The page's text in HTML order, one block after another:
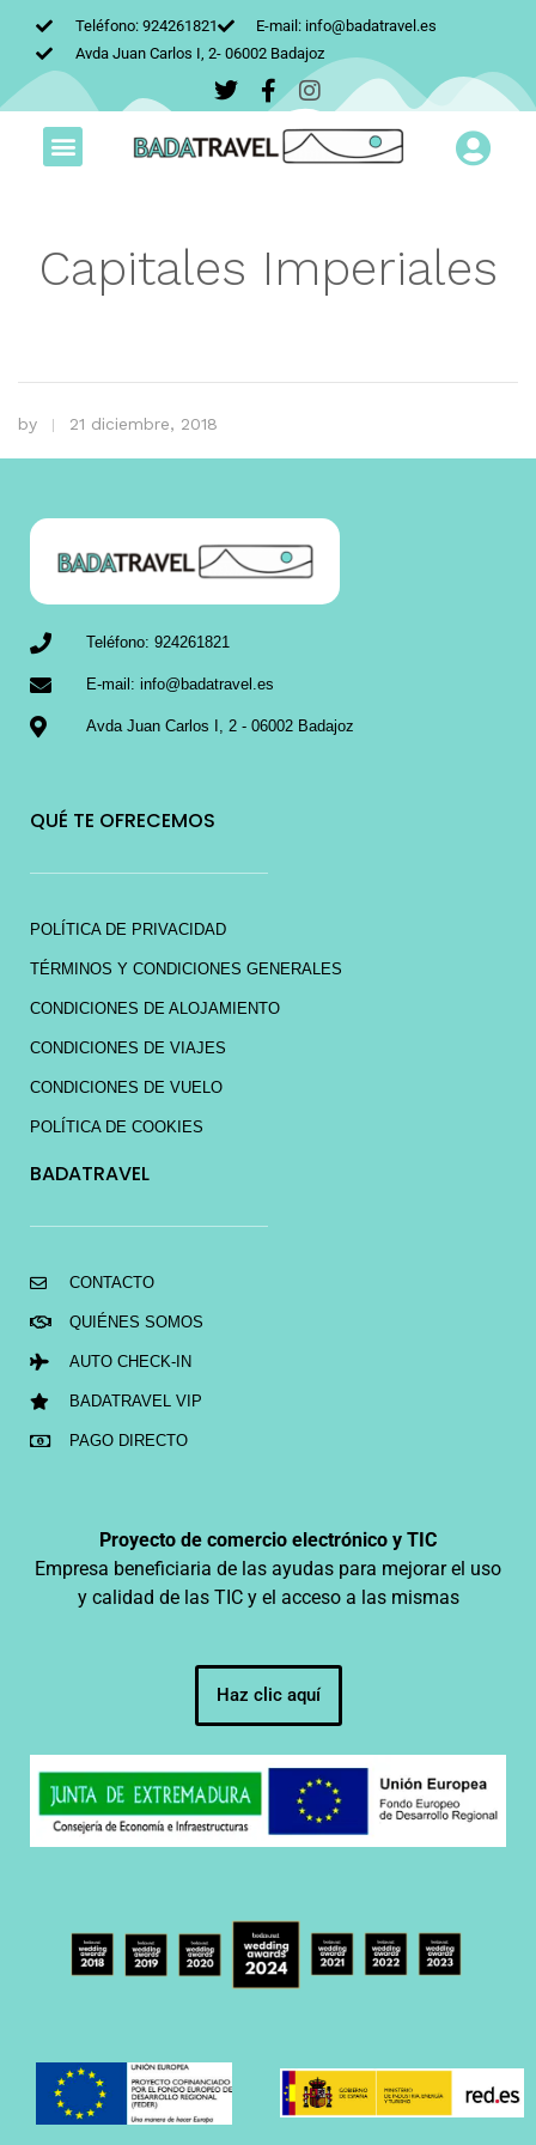
Teléfono: 924261821
E-mail: info@badatravel.es
Avda Juan Carlos I, 2- 06002 Badajoz
Capitales Imperiales
by 21 diciembre, 2018
Teléfono: 924261821
E-mail: info@badatravel.es
Avda Juan Carlos I, 2 - 06002 Badajoz
QUÉ TE OFRECEMOS
POLÍTICA DE PRIVACIDAD
TÉRMINOS Y CONDICIONES GENERALES
CONDICIONES DE ALOJAMIENTO
CONDICIONES DE VIAJES
CONDICIONES DE VUELO
POLÍTICA DE COOKIES
BADATRAVEL
CONTACTO
QUIÉNES SOMOS
AUTO CHECK-IN
BADATRAVEL VIP
PAGO DIRECTO
Proyecto de comercio electrónico y TIC
Empresa beneficiaria de las ayudas para mejorar el uso
y calidad de las TIC y el acceso a las mismas
Haz clic aquí